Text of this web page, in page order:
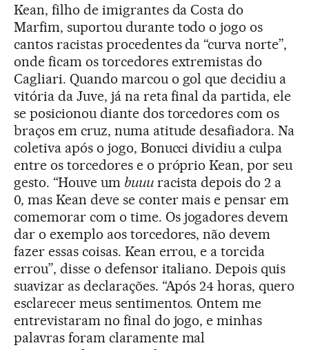
Kean, filho de imigrantes da Costa do
Marfim, suportou durante todo o jogo os
cantos racistas procedentes da “curva norte”,
onde ficam os torcedores extremistas do
Cagliari. Quando marcou o gol que decidiu a
vitória da Juve, já na reta final da partida, ele
se posicionou diante dos torcedores com os
braços em cruz, numa atitude desafiadora. Na
coletiva após o jogo, Bonucci dividiu a culpa
entre os torcedores e o próprio Kean, por seu
gesto. “Houve um buuuracista depois do 2 a
0, mas Kean deve se conter mais e pensar em
comemorar com o time. Os jogadores devem
dar o exemplo aos torcedores, não devem
fazer essas coisas. Kean errou, e a torcida
errou”, disse o defensor italiano. Depois quis
suavizar as declarações. “Após 24 horas, quero
esclarecer meus sentimentos. Ontem me
entrevistaram no final do jogo, e minhas
palavras foram claramente mal